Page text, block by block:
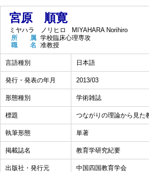
宮原 順寛
ミヤハラ ノリヒロ
MIYAHARA Norihiro
所 属 学校臨床心理専攻
職 名 准教授
言語種別 日本語
発行・発表の年月 2013/03
形態種別 学術雑誌
標題 つながりの理論から見た
執筆形態 単著
掲載誌名 教育学研究紀要
出版社・発行元 中国四国教育学会